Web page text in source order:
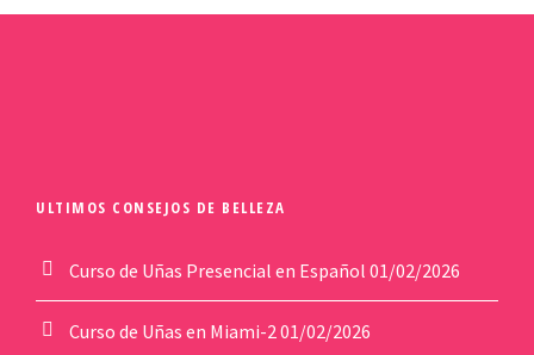
ULTIMOS CONSEJOS DE BELLEZA
Curso de Uñas Presencial en Español 01/02/2026
Curso de Uñas en Miami-201/02/2026